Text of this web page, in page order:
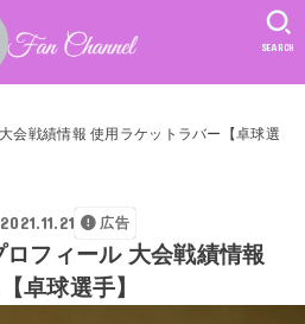
SEARCH
会戦績情報 使用ラケットラバー【卓球選
2021.11.21 広告
ロフィール 大会戦績情報
卓球選手】